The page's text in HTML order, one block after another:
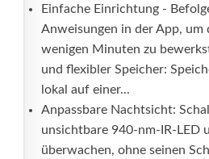
Einfache Einrichtung -
Anweisungen in der App, um
wenigen Minuten zu
und flexibler Speicher:
lokal auf einer...
Anpassbare Nachtsicht:
unsichtbare 940-nm-IR-LED
überwachen, ohne seinen